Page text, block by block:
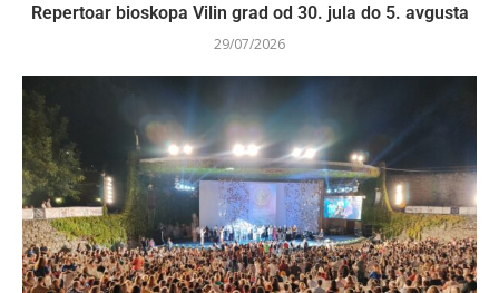
Repertoar bioskopa Vilin grad od 30. jula do 5. avgusta
29/07/2026